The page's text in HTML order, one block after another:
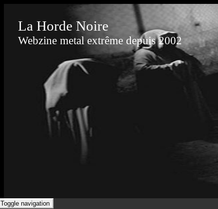
La Horde Noire
Webzine metal extrême depuis 2002
Toggle navigation